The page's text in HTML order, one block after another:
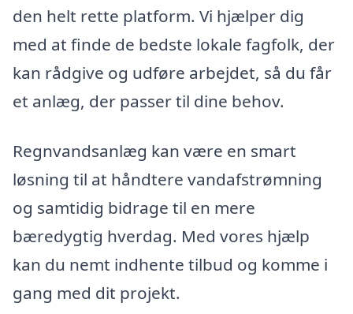
den helt rette platform. Vi hjælper dig
med at finde de bedste lokale fagfolk, der
kan rådgive og udføre arbejdet, så du får
et anlæg, der passer til dine behov.
Regnvandsanlæg kan være en smart
løsning til at håndtere vandafstrømning
og samtidig bidrage til en mere
bæredygtig hverdag. Med vores hjælp
kan du nemt indhente tilbud og komme i
gang med dit projekt.